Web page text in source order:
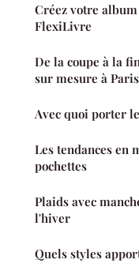
Créez votre
FlexiLivre
De la coupe à la
sur mesure à Paris
Avec quoi porter
Les tendances en
pochettes
Plaids avec
l'hiver
Quels styles